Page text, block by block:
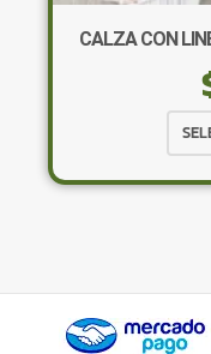
CALZA CON
Agregá